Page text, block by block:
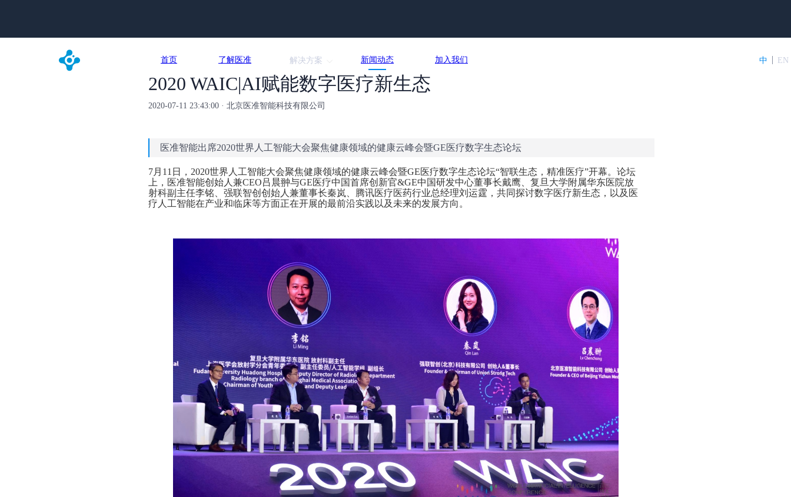
首页 了解医准 解决方案 新闻动态 加入我们 中 EN
2020 WAIC|AI赋能数字医疗新生态
2020-07-11 23:43:00 · 北京医准智能科技有限公司
医准智能出席2020世界人工智能大会聚焦健康领域的健康云峰会暨GE医疗数字生态论坛
7月11日，2020世界人工智能大会聚焦健康领域的健康云峰会暨GE医疗数字生态论坛“智联生态，精准医疗”开幕。论坛
上，医准智能创始人兼CEO吕晨翀与GE医疗中国首席创新官&GE中国研发中心董事长戴鹰、复旦大学附属华东医院放
射科副主任李铭、强联智创创始人兼董事长秦岚、腾讯医疗医药行业总经理刘运霆，共同探讨数字医疗新生态，以及医
疗人工智能在产业和临床等方面正在开展的最前沿实践以及未来的发展方向。